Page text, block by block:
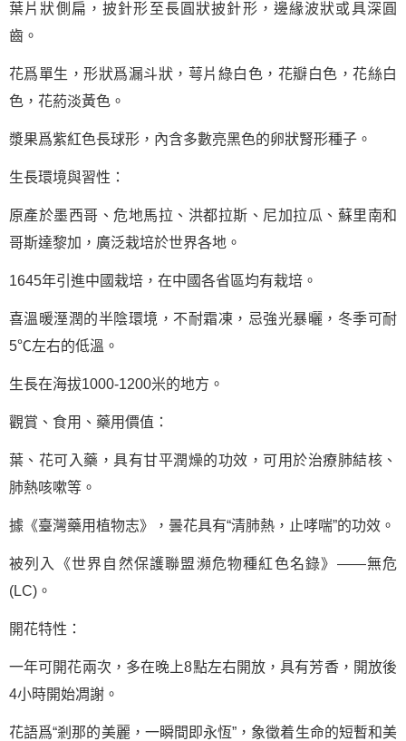
葉片狀側扁，披針形至長圓狀披針形，邊緣波狀或具深圓
齒。
花爲單生，形狀爲漏斗狀，萼片綠白色，花瓣白色，花絲白
色，花葯淡黃色。
漿果爲紫紅色長球形，內含多數亮黑色的卵狀腎形種子。
生長環境與習性：
原產於墨西哥、危地馬拉、洪都拉斯、尼加拉瓜、蘇里南和
哥斯達黎加，廣泛栽培於世界各地。
1645年引進中國栽培，在中國各省區均有栽培。
喜溫暖溼潤的半陰環境，不耐霜凍，忌強光暴曬，冬季可耐
5℃左右的低溫。
生長在海拔1000-1200米的地方。
觀賞、食用、藥用價值：
葉、花可入藥，具有甘平潤燥的功效，可用於治療肺結核、
肺熱咳嗽等。
據《臺灣藥用植物志》，曇花具有“清肺熱，止哮喘”的功效。
被列入《世界自然保護聯盟瀕危物種紅色名錄》——無危
(LC)。
開花特性：
一年可開花兩次，多在晚上8點左右開放，具有芳香，開放後
4小時開始凋謝。
花語爲“剎那的美麗，一瞬間即永恆”，象徵着生命的短暫和美